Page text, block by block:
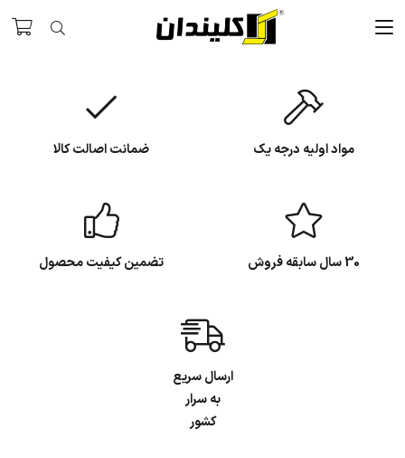
مواد اولیه درجه یک ضمانت اصالت کالا
30 سال سابقه فروش تضمین کیفیت محصول
ارسال سریع
به سرار
کشور